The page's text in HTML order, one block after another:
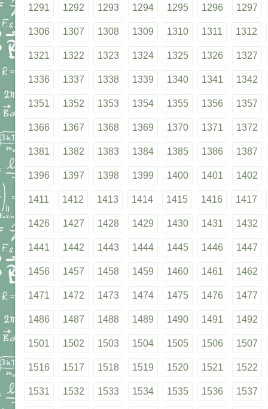
1291 1292 1293 1294 1295 1296 1297
1306 1307 1308 1309 1310 1311 1312
1321 1322 1323 1324 1325 1326 1327
1336 1337 1338 1339 1340 1341 1342
1351 1352 1353 1354 1355 1356 1357
1366 1367 1368 1369 1370 1371 1372
1381 1382 1383 1384 1385 1386 1387
1396 1397 1398 1399 1400 1401 1402
1411 1412 1413 1414 1415 1416 1417
1426 1427 1428 1429 1430 1431 1432
1441 1442 1443 1444 1445 1446 1447
1456 1457 1458 1459 1460 1461 1462
1471 1472 1473 1474 1475 1476 1477
1486 1487 1488 1489 1490 1491 1492
1501 1502 1503 1504 1505 1506 1507
1516 1517 1518 1519 1520 1521 1522
1531 1532 1533 1534 1535 1536 1537